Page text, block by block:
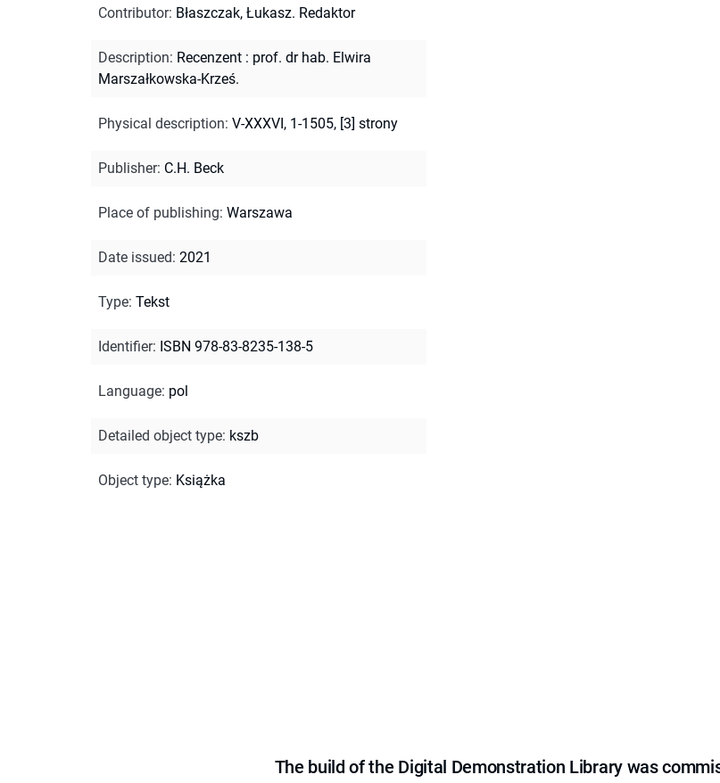
Contributor: Błaszczak, Łukasz. Redaktor
Description: Recenzent : prof. dr hab. Elwira
Marszałkowska-Krześ.
Physical description: V-XXXVI, 1-1505, [3] strony
Publisher: C.H. Beck
Place of publishing: Warszawa
Date issued: 2021
Type: Tekst
Identifier: ISBN 978-83-8235-138-5
Language: pol
Detailed object type: kszb
Object type: Książka
The build of the Digital Demonstration Library was